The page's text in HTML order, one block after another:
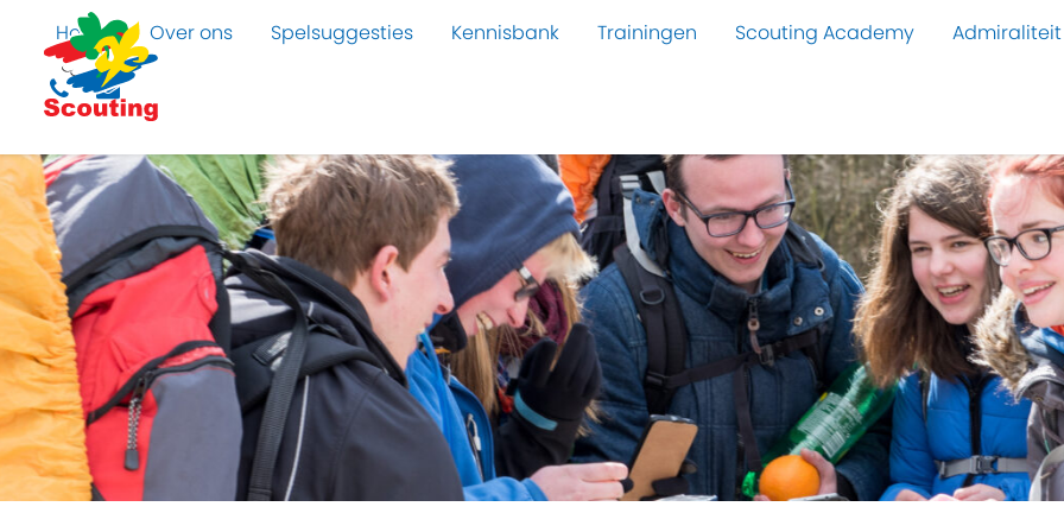
Home Over ons Spelsuggesties Kennisbank Trainingen Scouting Academy Admiraliteit